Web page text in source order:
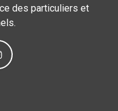
des particuliers et